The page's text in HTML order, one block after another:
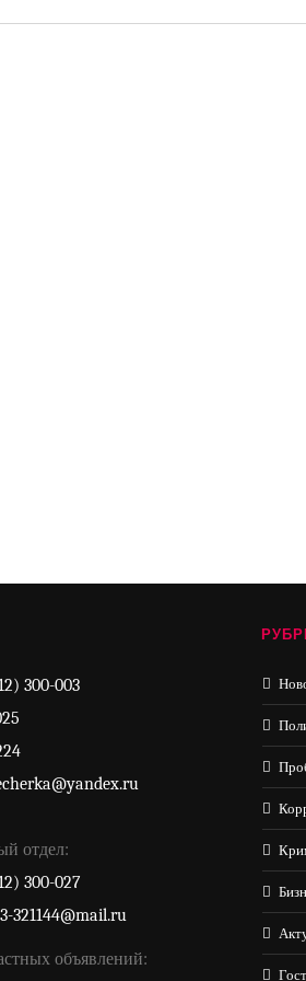
300-003
отдел:
300-027
321144@mail.ru
объявлений: